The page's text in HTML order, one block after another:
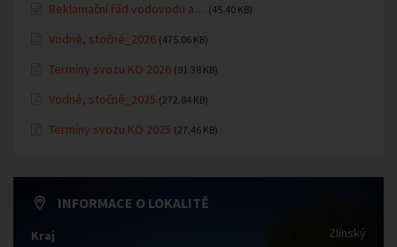
Reklamační řád vodovodu a… (45.40 KB)
Vodné, stočné_2026 (475.06 KB)
Termíny svozu KO 2026 (91.38 KB)
Vodné, stočné_2025 (272.84 KB)
Termíny svozu KO 2025 (27.46 KB)
INFORMACE O LOKALITĚ
Kraj Zlínský